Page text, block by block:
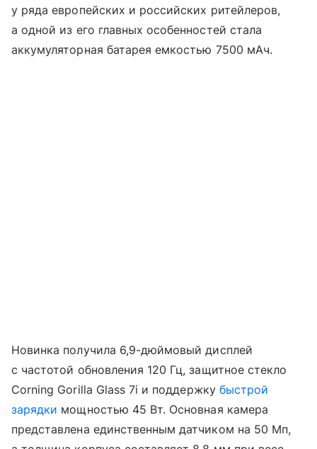
у ряда европейских и российских ритейлеров,
а одной из его главных особенностей стала
аккумуляторная батарея емкостью 7500 мАч.
Новинка получила 6,9-дюймовый дисплей
с частотой обновления 120 Гц, защитное стекло
Corning Gorilla Glass 7i и поддержку быстрой
зарядки мощностью 45 Вт. Основная камера
представлена единственным датчиком на 50 Мп,